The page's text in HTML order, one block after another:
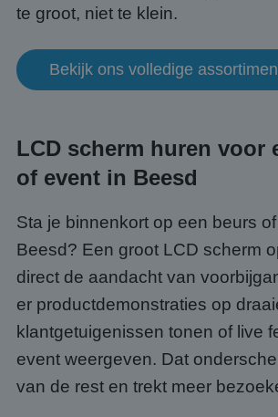
te groot, niet te klein.
Bekijk ons volledige
LCD scherm huren voor
of event in Beesd
Sta je binnenkort op een beurs
Beesd? Een groot LCD scherm
direct de aandacht van
er productdemonstraties op
klantgetuigenissen tonen of live
event weergeven. Dat
van de rest en trekt meer